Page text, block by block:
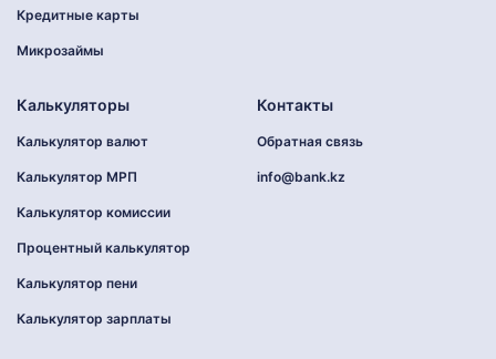
Кредитные карты
Микрозаймы
Калькуляторы
Калькулятор валют
Калькулятор МРП
Калькулятор комиссии
Процентный калькулятор
Калькулятор пени
Калькулятор зарплаты
Контакты
Обратная связь
info@bank.kz